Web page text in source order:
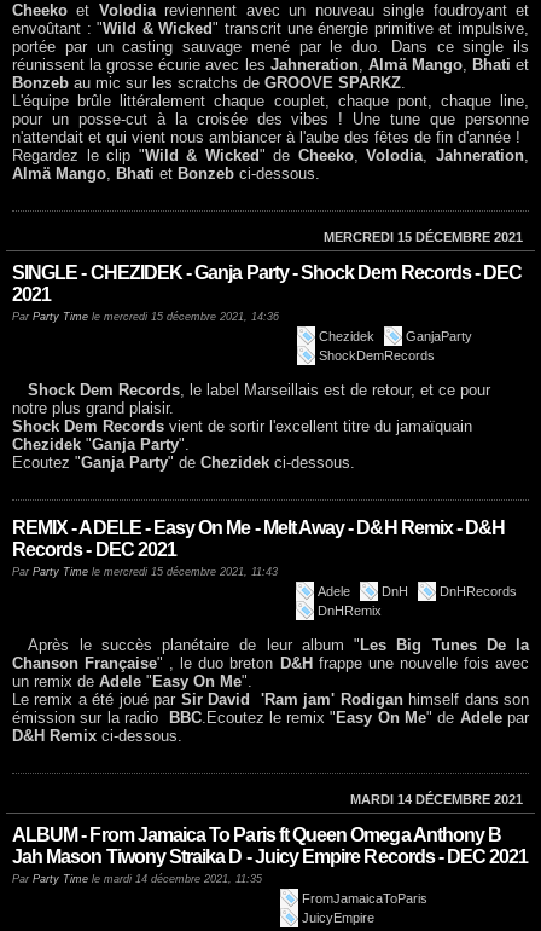
Cheeko et Volodiareviennent avec un nouveau single foudroyant et
envoûtant : "Wild & Wicked" transcrit une énergie primitive et impulsive,
portée par un casting sauvage mené par le duo. Dans ce single ils
réunissent la grosse écurie avec les Jahneration, Almä Mango, Bhati et
Bonzeb au mic sur les scratchs de GROOVE SPARKZ.
L'équipe brûle littéralement chaque couplet, chaque pont, chaque line,
pour un posse-cut à la croisée des vibes ! Une tune que personne
n'attendait et qui vient nous ambiancer à l'aube des fêtes de fin d'année !
Regardez le clip "Wild & Wicked" de Cheeko,Volodia,Jahneration,
Almä Mango, Bhati et Bonzeb ci-dessous.
MERCREDI 15 DÉCEMBRE 2021
SINGLE - CHEZIDEK - Ganja Party - Shock Dem Records - DEC
2021
Par Party Time le mercredi 15 décembre 2021, 14:36
Chezidek
GanjaParty
ShockDemRecords
Shock Dem Records, le label Marseillais est de retour, et ce pour
notre plus grand plaisir.
Shock Dem Records vient de sortir l'excellent titre du jamaïquain
Chezidek "Ganja Party".
Ecoutez "Ganja Party" de Chezidek ci-dessous.
REMIX - ADELE - Easy On Me - Melt Away - D&H Remix - D&H
Records - DEC 2021
Par Party Time le mercredi 15 décembre 2021, 11:43
Adele DnH
DnHRecords
DnHRemix
Après le succès planétaire de leur album " Les Big Tunes De la
Chanson Française" , le duo breton D&H frappe une nouvelle fois avec
un remix de Adele " Easy On Me".
Le remix a été joué par Sir David 'Ram jam' Rodiganhimself dans son
émission sur la radio
BBC.Ecoutez le remix " Easy On Me" de Adelepar
D&H Remix ci-dessous.
MARDI 14 DÉCEMBRE 2021
ALBUM - From Jamaica To Paris ft Queen Omega Anthony B
Jah Mason Tiwony Straika D - Juicy Empire Records - DEC 2021
Par Party Time le mardi 14 décembre 2021, 11:35
FromJamaicaToParis
JuicyEmpire